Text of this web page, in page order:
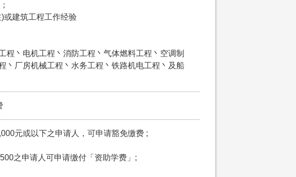
或建筑工程工作经验
程丶电机工程丶消防工程丶气体燃料工程丶空调制
丶厂房机械工程丶水务工程丶铁路机电工程丶及船
元或以下之申请人，可申请豁免缴费 ;
之申请人可申请缴付「资助学费」;